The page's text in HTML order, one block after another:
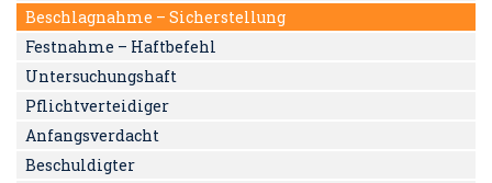
Beschlagnahme – Sicherstellung
Festnahme – Haftbefehl
Untersuchungshaft
Pflichtverteidiger
Anfangsverdacht
Beschuldigter